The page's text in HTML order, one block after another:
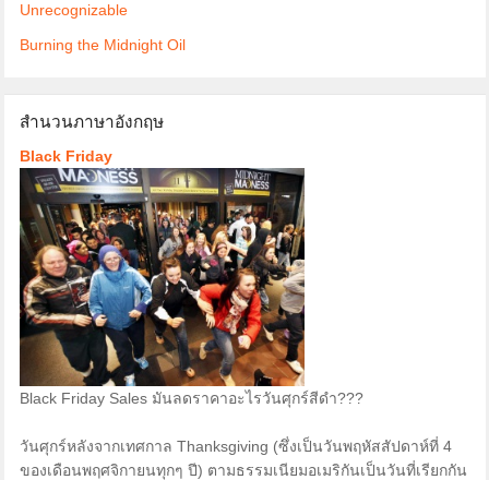
Unrecognizable
Burning the Midnight Oil
สำนวนภาษาอังกฤษ
Black Friday
Black Friday Sales มันลดราคาอะไรวันศุกร์สีดำ???
วันศุกร์หลังจากเทศกาล Thanksgiving (ซึ่งเป็นวันพฤหัสสัปดาห์ที่ 4
ของเดือนพฤศจิกายนทุกๆ ปี) ตามธรรมเนียมอเมริกันเป็นวันที่เรียกกัน